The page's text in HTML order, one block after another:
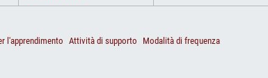
l'apprendimento Attività di supporto
Modalità di frequenza